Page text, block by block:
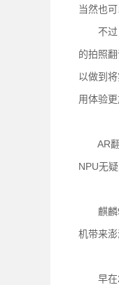
当然也
不过，
的拍照
以做到
用体验更
AR翻
NPU无
麒麟
机带来澎
早在